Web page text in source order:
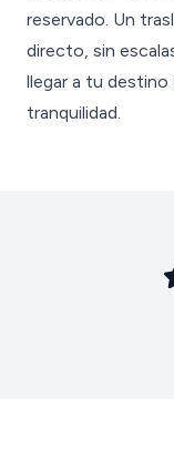
reservado. Un
directo, sin
llegar a tu
tranquilidad.